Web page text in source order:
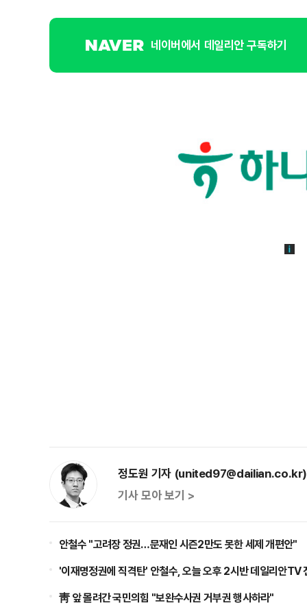
네이버에서 데일리안 구독하기
정도원 기자 (united97@dailian.co.kr)
기사 모아 보기 >
안철수 "고려장 정권…문재인 시즌2만도 못한 세제 개편안"
'이재명정권에 직격탄' 안철수, 오늘 오후 2시반 데일리안TV
靑 앞 몰려간 국민의힘 "보완수사권 거부권 행사하라"